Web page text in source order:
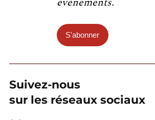
S'abonner
Suivez-nous
sur les réseaux sociaux